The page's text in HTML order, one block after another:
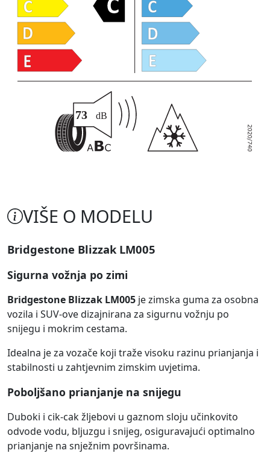
VIŠE O MODELU
Bridgestone Blizzak LM005
Sigurna vožnja po zimi
Bridgestone Blizzak LM005 je zimska guma za osobna
vozila i SUV-ove dizajnirana za sigurnu vožnju po
snijegu i mokrim cestama.
Idealna je za vozače koji traže visoku razinu prianjanja i
stabilnosti u zahtjevnim zimskim uvjetima.
Poboljšano prianjanje na snijegu
Duboki i cik-cak žljebovi u gaznom sloju učinkovito
odvode vodu, bljuzgu i snijeg, osiguravajući optimalno
prianjanje na snježnim površinama.